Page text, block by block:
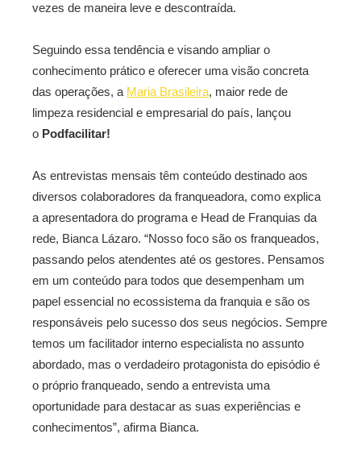
vezes de maneira leve e descontraída.
Seguindo essa tendência e visando ampliar o
conhecimento prático e oferecer uma visão concreta
das operações, a Maria Brasileira, maior rede de
limpeza residencial e empresarial do país, lançou
o Podfacilitar!
As entrevistas mensais têm conteúdo destinado aos
diversos colaboradores da franqueadora, como explica
a apresentadora do programa e Head de Franquias da
rede, Bianca Lázaro. “Nosso foco são os franqueados,
passando pelos atendentes até os gestores. Pensamos
em um conteúdo para todos que desempenham um
papel essencial no ecossistema da franquia e são os
responsáveis pelo sucesso dos seus negócios. Sempre
temos um facilitador interno especialista no assunto
abordado, mas o verdadeiro protagonista do episódio é
o próprio franqueado, sendo a entrevista uma
oportunidade para destacar as suas experiências e
conhecimentos”, afirma Bianca.